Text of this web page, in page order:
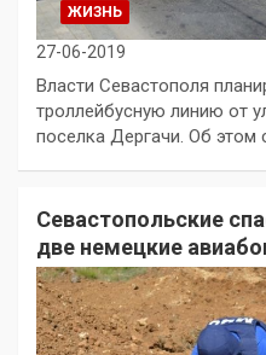
ЖИЗНЬ
27-06-2019
Власти Севастополя
троллейбусную линию от
поселка Дергачи. Об этом
Севастопольские
две немецкие